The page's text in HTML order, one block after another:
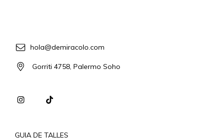
hola@demiracolo.com
Gorriti 4758, Palermo Soho
GUIA DE TALLES